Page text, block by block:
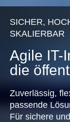
SICHER,
SKALIERBAR
Agile IT-
die
Zuverlässig,
passende
Für sichere